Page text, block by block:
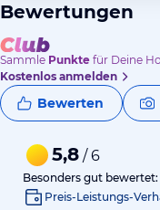
Bewertungen
Sammle Punkte für Deine
Kostenlos anmelden
Bewerten
5,8 / 6
Besonders gut bewertet:
Preis-Leistungs-